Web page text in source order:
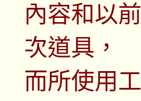
內容和以
次道具，
而所使用